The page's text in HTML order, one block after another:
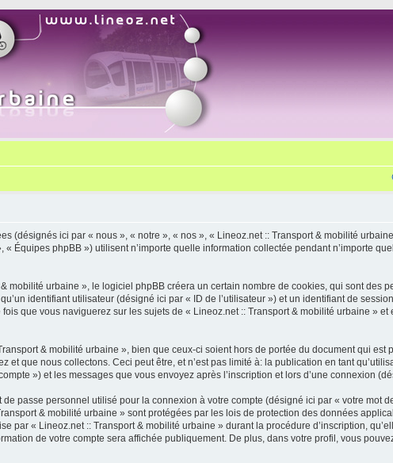
ici par « nous », « notre », « nos », « Lineoz.net :: Transport & mobilité
phpBB ») utilisent n’importe quelle information collectée pendant n’importe
urbaine », le logiciel phpBB créera un certain nombre de cookies, qui sont des
identifiant utilisateur (désigné ici par « ID de l’utilisateur ») et un identifiant de
que vous naviguerez sur les sujets de « Lineoz.net :: Transport & mobilité urbaine » et
& mobilité urbaine », bien que ceux-ci soient hors de portée du document qui est
que nous collectons. Ceci peut être, et n’est pas limité à: la publication en tant
») et les messages que vous envoyez après l’inscription et lors d’une connexion
passe personnel utilisé pour la connexion à votre compte (désigné ici par « votre mot
& mobilité urbaine » sont protégées par les lois de protection des données
par « Lineoz.net :: Transport & mobilité urbaine » durant la procédure d’inscription,
de votre compte sera affichée publiquement. De plus, dans votre profil, vous